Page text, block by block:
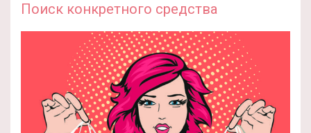
Поиск конкретного средства